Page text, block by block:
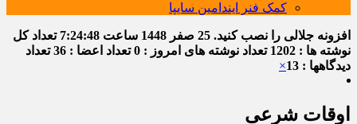
کمک فنر ایندامین سایپا
افزونه جلالی را نصب کنید. 25 صفر 1448 ساعت 7:24:49 تعداد کل
نوشته ها : 1202
تعداد نوشته های امروز : 0 تعداد اعضا : 36
تعداد
دیدگاهها : 13
×
اوقات شرعی